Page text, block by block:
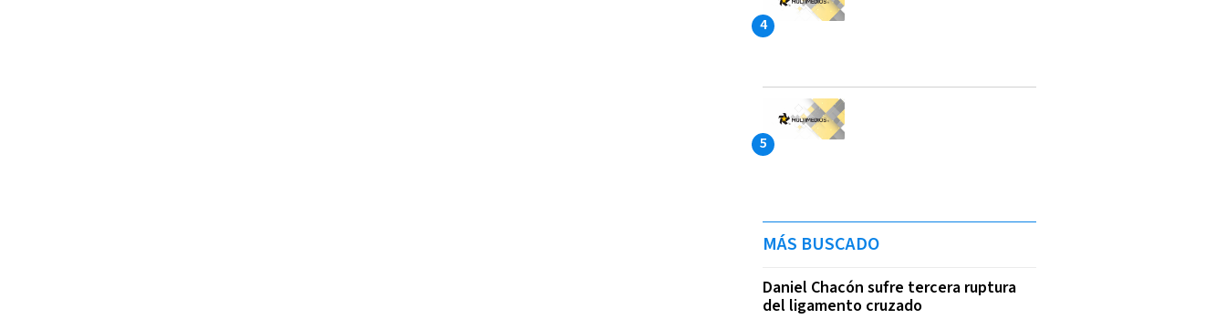
MÁS BUSCADO
Daniel Chacón sufre tercera ruptura
del ligamento cruzado